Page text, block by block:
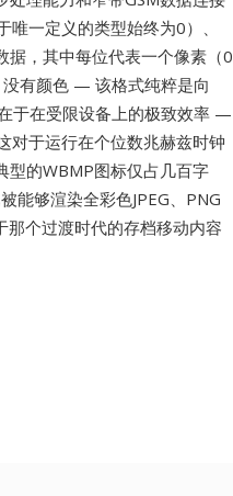
一定义的类型始终为0）、
据，其中每位代表一个像素（0
有颜色 — 该格式纯粹是向
于在受限设备上的极致效率 —
对于运行在个位数兆赫兹时钟
型的WBMP图标仅占几百字
能够渲染全彩色JPEG、PNG
个过渡时代的存档移动内容